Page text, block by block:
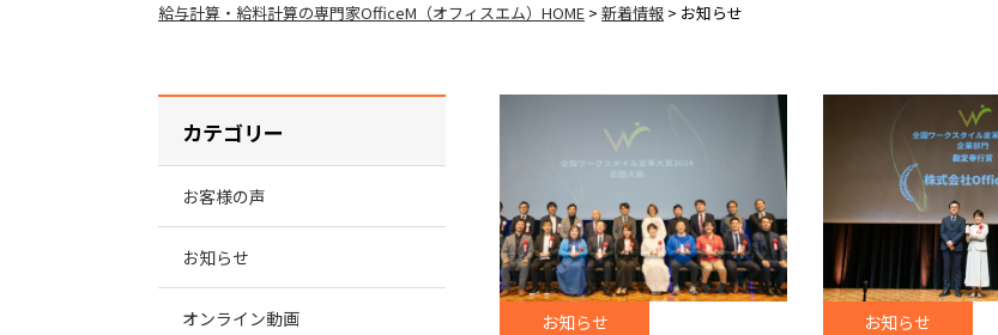
給与計算・給料計算の専門家OfficeM（オフィスエム）HOME > 新着情報 > お知らせ
お知らせ お知らせ
カテゴリー
お客様の声
お知らせ
オンライン動画